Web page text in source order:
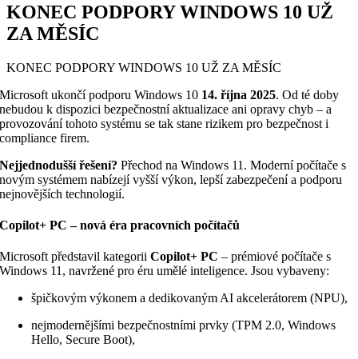
KONEC PODPORY WINDOWS 10 UŽ
ZA MĚSÍC
KONEC PODPORY WINDOWS 10 UŽ ZA MĚSÍC
Microsoft ukončí podporu Windows 10 14. října 2025. Od té doby
nebudou k dispozici bezpečnostní aktualizace ani opravy chyb – a
provozování tohoto systému se tak stane rizikem pro bezpečnost i
compliance firem.
Nejjednodušší řešení? Přechod na Windows 11. Moderní počítače s
novým systémem nabízejí vyšší výkon, lepší zabezpečení a podporu
nejnovějších technologií.
Copilot+ PC – nová éra pracovních počítačů
Microsoft představil kategoriiCopilot+ PC – prémiové počítače s
Windows 11, navržené pro éru umělé inteligence. Jsou vybaveny:
špičkovým výkonem a dedikovaným AI akcelerátorem (NPU),
nejmodernějšími bezpečnostními prvky (TPM 2.0, Windows
Hello, Secure Boot),